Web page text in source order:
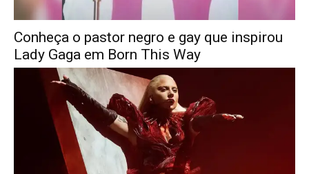
Conheça o pastor negro e gay que inspirou
Lady Gaga em Born This Way